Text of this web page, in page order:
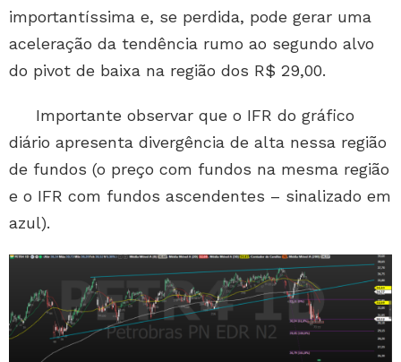
importantíssima e, se perdida, pode gerar uma
aceleração da tendência rumo ao segundo alvo
do pivot de baixa na região dos R$ 29,00.
Importante observar que o IFR do gráfico
diário apresenta divergência de alta nessa região
de fundos (o preço com fundos na mesma região
e o IFR com fundos ascendentes – sinalizado em
azul).